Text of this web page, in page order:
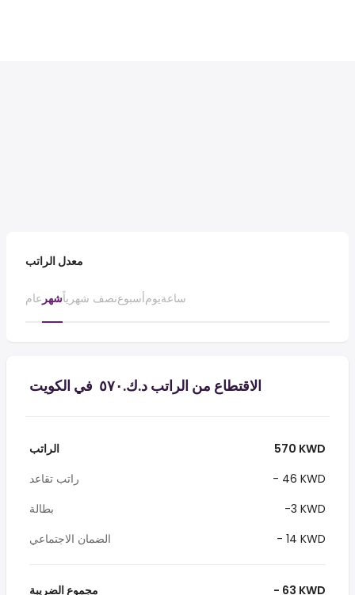
معدل الراتب
عام شهرنصف شهرياًأسبوعيومساعة
الاقتطاع من الراتب د.ك.‏٥٧٠ ‏ في الكويت
الراتب
570 KWD
راتب تقاعد
- 46 KWD
بطالة
-3 KWD
الضمان الاجتماعي
- 14 KWD
مجموع الضريبة - 63 KWD